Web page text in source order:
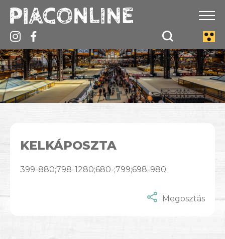
KELKÁPOSZTA
399-880;798-1280;680-;799;698-980
Megosztás